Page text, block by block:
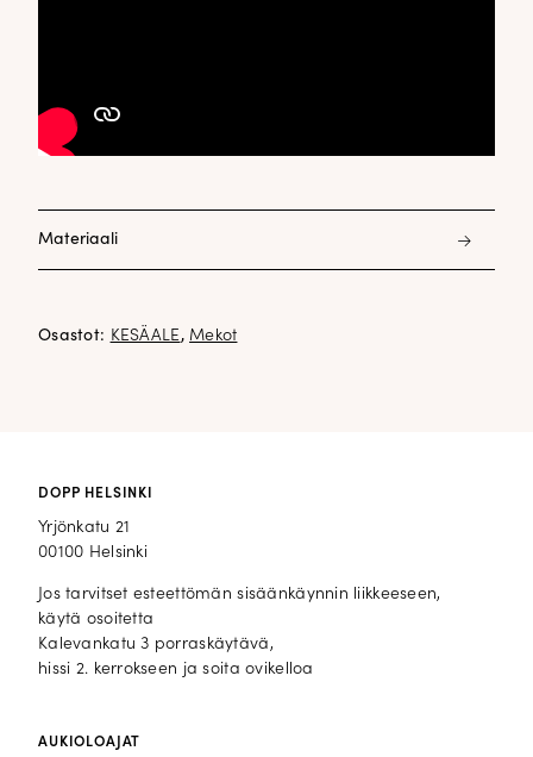
Materiaali
Osastot: KESÄALE, Mekot
DOPP HELSINKI
Yrjönkatu 21
00100 Helsinki
Jos tarvitset esteettömän sisäänkäynnin liikkeeseen,
käytä osoitetta
Kalevankatu 3 porraskäytävä,
hissi 2. kerrokseen ja soita ovikelloa
AUKIOLOAJAT